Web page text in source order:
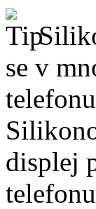
se v
displej